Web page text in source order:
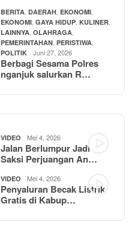
BERITA DAERAH EKONOMI
EKONOMI GAYA HIDUP KULINER
LAINNYA OLAHRAGA
PEMERINTAHAN PERISTIWA
POLITIK Juni 27, 2026
Berbagi Sesama Polres
nganjuk salurkan R…
VIDEO Mei 4, 2026
Jalan Berlumpur Jadi
Saksi Perjuangan An…
VIDEO Mei 4, 2026
Penyaluran Becak Listrik
Gratis di Kabup…